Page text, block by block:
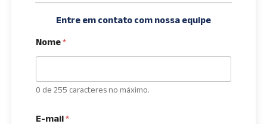
Entre em contato com nossa equipe
Nome*
0 de 255 caracteres no máximo.
E-mail*